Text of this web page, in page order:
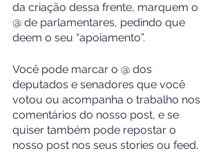
da criação dessa frente, marquem o
@ de parlamentares, pedindo que
deem o seu “apoiamento”.
Você pode marcar o @ dos
deputados e senadores que você
votou ou acompanha o trabalho nos
comentários do nosso post, e se
quiser também pode repostar o
nosso post nos seus stories ou feed,